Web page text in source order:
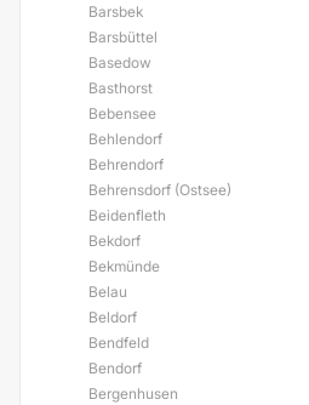
Barsbek
Barsbüttel
Basedow
Basthorst
Bebensee
Behlendorf
Behrendorf
Behrensdorf (Ostsee)
Beidenfleth
Bekdorf
Bekmünde
Belau
Beldorf
Bendfeld
Bendorf
Bergenhusen